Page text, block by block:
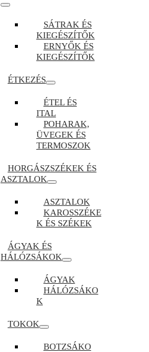
SÁTRAK ÉS
KIEGÉSZÍTŐK
ERNYŐK ÉS
KIEGÉSZÍTŐK
ÉTKEZÉS
ÉTEL ÉS
ITAL
POHARAK,
ÜVEGEK ÉS
TERMOSZOK
HORGÁSZSZÉKEK ÉS
ASZTALOK
ASZTALOK
KAROSSZÉKE
K ÉS SZÉKEK
ÁGYAK ÉS
HÁLÓZSÁKOK
ÁGYAK
HÁLÓZSÁKO
K
TOKOK
BOTZSÁKO